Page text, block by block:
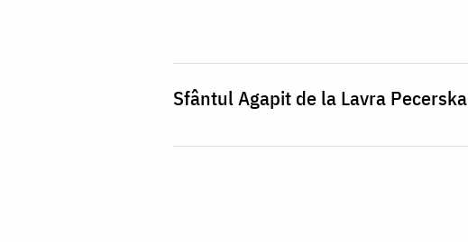
Sfântul Agapit de la Lavra Pecerska